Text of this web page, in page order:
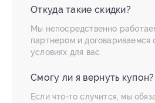
Откуда такие скидки?
Мы непосредственно
партнером и договариваемся
условиях для вас
Смогу ли я вернуть купон?
Если что-то случится, мы